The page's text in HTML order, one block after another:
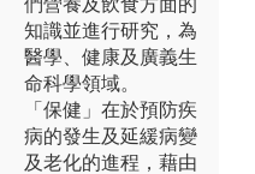
知識並進行研究，為
醫學、健康及廣義生
命科學領域。
「保健」在於預防疾
病的發生及延緩病變
及老化的進程，藉由